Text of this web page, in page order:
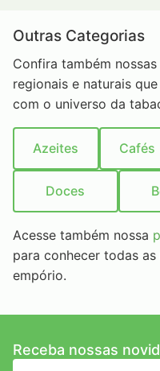
Outras Categorias
Confira também
regionais e naturais
com o universo da
Azeites Cafés
Doces
Acesse também nossa
para conhecer todas
empório.
Receba nossas